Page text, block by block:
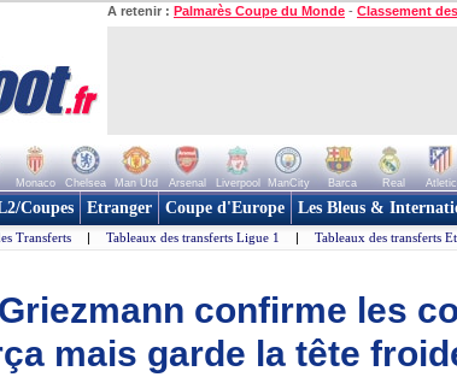
A retenir : Palmarès Coupe du Monde - Classement
Monaco Chelsea Man Utd Arsenal Liverpool ManCity Barca Real
Coupes Etranger Coupe d'Europe Les Bleus &
Transferts | Tableaux des transferts Ligue 1 | Tableaux des transferts
confirme les
mais garde la tête